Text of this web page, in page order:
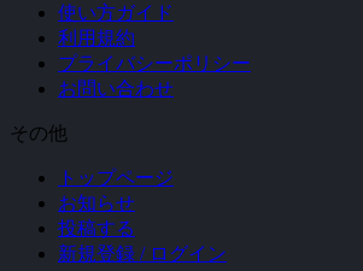
使い方ガイド
利用規約
プライバシーポリシー
お問い合わせ
その他
トップページ
お知らせ
投稿する
新規登録 / ログイン